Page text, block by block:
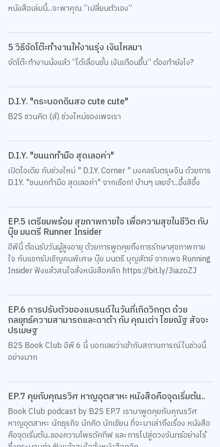
หนังสือเล่มนี้...จะพาคุณ “เปลี่ยนตัวเอง”
5 วิธีจัดโต๊ะทำงานให้งานรุ่ง เงินไหลมา
จัดโต๊ะทำงานนั่งแล้ว “ได้เลื่อนขั้น เงินเดือนขึ้น” ต้องทำยังไง?
D.I.Y. "กระบอกดินสอ cute cute"
B2S ชวนคิด (ส์) ช่วงใหม่ของเพจเรา
D.I.Y. "ขนนกทำมือ สุดเลอค่า"
เปิดไอเดีย กับช่วงใหม่ " D.I.Y. Corner " มงคลรับตรุษจีน ด้วยการ
D.I.Y. "ขนนกทำมือ สุดเลอค่า" จากเชือก! บ้านๆ เลยจ้า...อึ้งสิอึ้ง
EP.5 เตรียมพร้อม สุขภาพกายใจ เพื่อความสุขในชีวิต กับ
บุ๊ย มนตรี Runner Insider
อีพีนี้ ต้อนรับวันผู้สูงอายุ ด้วยการพูดคุยถึงการรักษาสุขภาพกาย
ใจ กับแขกรับเชิญคนพิเศษ บุ๊ย มนตรี บุญสัตย์ จากเพจ Running
Insider ฟังแล้วสนใจสั่งหนังสือคลิก https://bit.ly/3iazoZJ
EP.6 การปรับตัวของแบรนด์ในวันที่เกิดวิกฤต ด้วย
กลยุทธ์ความสามารถและดาต้า กับ คุณเต่า ไชยณัฐ สัจจะ
ปรเมษฐ
B2S Book Club อีพี 6 นี้ บอกเลยว่าเข้ากับสถานการณ์ในช่วงนี้
อย่างมาก
EP.7 คุยกับคุณรวิศ หาญอุตสาหะ หนังสือคือจุดเริ่มต้น..
Book Club podcast by B2S EP.7 เรามาพูดคุยกับคุณรวิศ
หาญอุตสาหะ นักธุรกิจ นักคิด นักเขียน ที่จะมาเล่าถึงเรื่อง หนังสือ
คือจุดเริ่มต้น..ของความโพรดัคทีฟ และการไปสู่ดวงจันทร์อย่างไร้